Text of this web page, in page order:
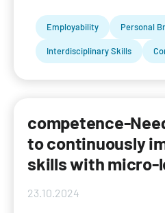
Employability Personal
Interdisciplinary Skills
competence-
to continuously
skills with micro-
23.10.2024